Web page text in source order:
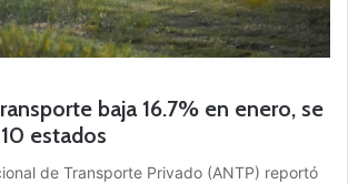
baja 16.7% en enero, se
estados
de Transporte Privado (ANTP) reportó